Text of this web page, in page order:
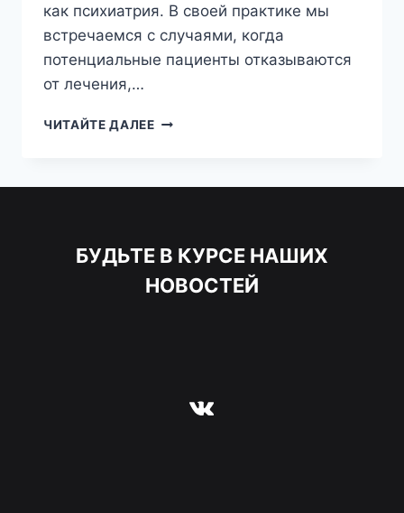
как психиатрия. В своей практике мы
встречаемся с случаями, когда
потенциальные пациенты отказываются
от лечения,…
ЧИТАЙТЕ ДАЛЕЕМИФЫ
БУДЬТЕ В КУРСЕ НАШИХ
НОВОСТЕЙ